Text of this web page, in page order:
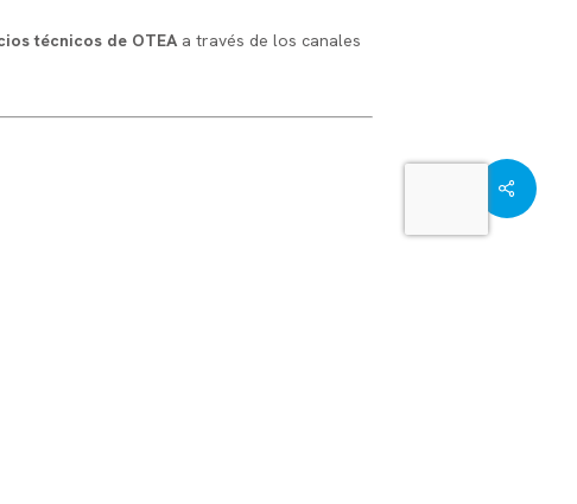
técnicos de OTEA a través de los canales
Share